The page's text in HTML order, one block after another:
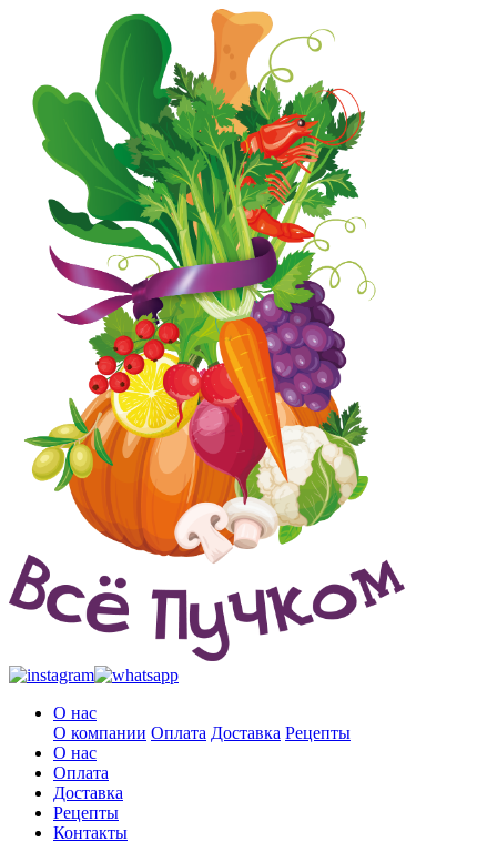
О нас
О компании Оплата Доставка Рецепты
О нас
Оплата
Доставка
Рецепты
Контакты